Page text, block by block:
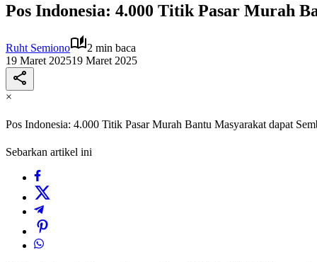
Pos Indonesia: 4.000 Titik Pasar Murah
Ruht Semiono
2 min baca
19 Maret 202519 Maret 2025
×
Pos Indonesia: 4.000 Titik Pasar Murah Bantu Masyarakat dapat
Sebarkan artikel ini